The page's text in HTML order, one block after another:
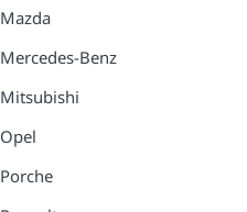
Mazda
Mercedes-Benz
Mitsubishi
Opel
Porche